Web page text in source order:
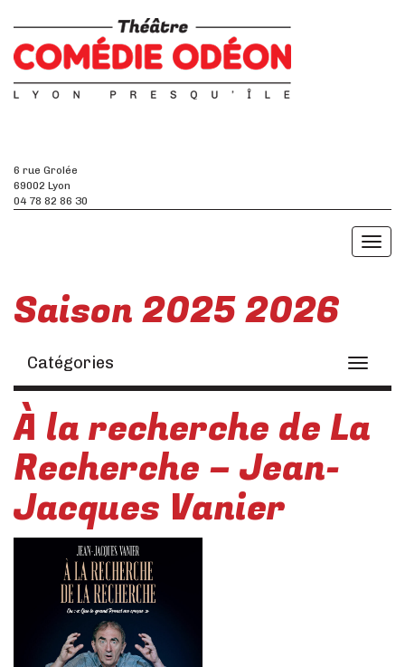
6 rue Grolée
69002 Lyon
04 78 82 86 30
Toggle
Saison 2025 2026
Toggle
Catégories
À la recherche de La
Recherche – Jean-
Jacques Vanier